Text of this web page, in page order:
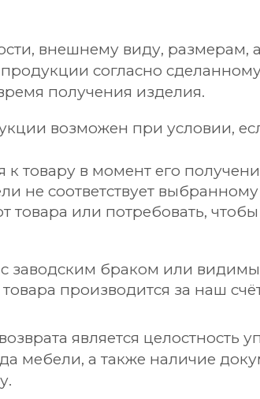
внешнему виду, размерам,
согласно
получения изделия.
возможен при условии,
к товару в момент его
не соответствует
товара или потребовать,
заводским браком или
производится за наш
является целостность
мебели, а также наличие